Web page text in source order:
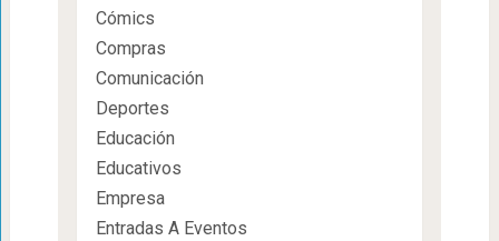
Cómics
Compras
Comunicación
Deportes
Educación
Educativos
Empresa
Entradas A Eventos